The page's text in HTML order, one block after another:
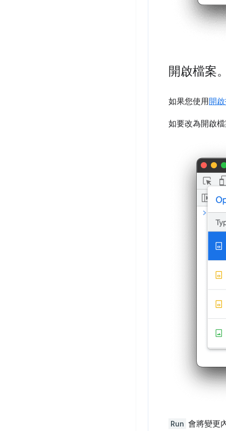
開啟檔案
如果您使用開
如要改為開啟
Run 會將變更